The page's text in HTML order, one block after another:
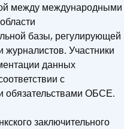
между международными
базы, регулирующей
Участники
данных
с
обязательствами ОБСЕ.
заключительного